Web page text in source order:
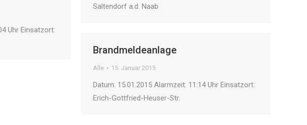
Saltendorf a.d. Naab
Uhr Einsatzort:
Brandmeldeanlage
Alle 15. Januar 2015
Datum: 15.01.2015 Alarmzeit: 11:14 Uhr Einsatzort:
Erich-Gottfried-Heuser-Str.